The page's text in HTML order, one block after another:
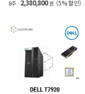
8주 2,380,800 원 (5% 할인)